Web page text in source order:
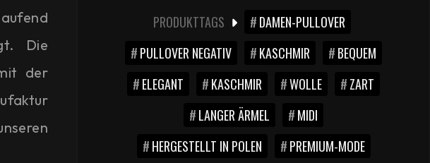
Die
der
PRODUKTTAGS
DAMEN-PULLOVER
PULLOVER NEGATIV
KASCHMIR
BEQUEM
ELEGANT
KASCHMIR WOLLE
ZART
LANGER ÄRMEL
MIDI
HERGESTELLT IN POLEN
PREMIUM-MODE